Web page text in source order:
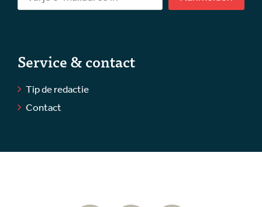
Service & contact
Tip de redactie
Contact